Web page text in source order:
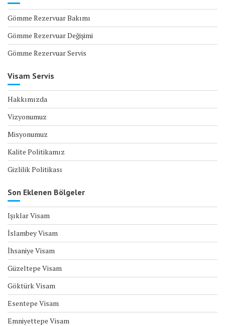
Gömme Rezervuar Bakımı
Gömme Rezervuar Değişimi
Gömme Rezervuar Servis
Visam Servis
Hakkımızda
Vizyonumuz
Misyonumuz
Kalite Politikamız
Gizlilik Politikası
Son Eklenen Bölgeler
Işıklar Visam
İslambey Visam
İhsaniye Visam
Güzeltepe Visam
Göktürk Visam
Esentepe Visam
Emniyettepe Visam